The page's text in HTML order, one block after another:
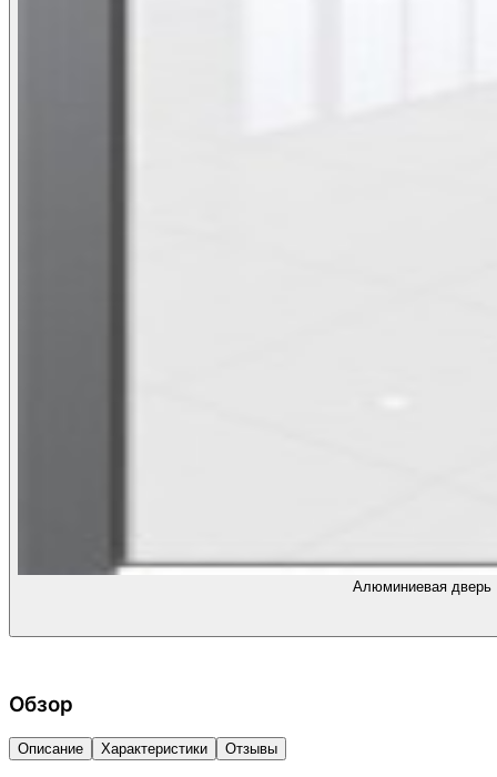
Алюминиевая дверь
Обзор
Описание Характеристики Отзывы